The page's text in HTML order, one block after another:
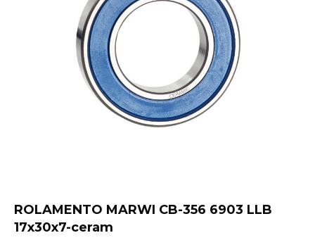
ROLAMENTO MARWI CB-356 6903 LLB
17x30x7-ceram